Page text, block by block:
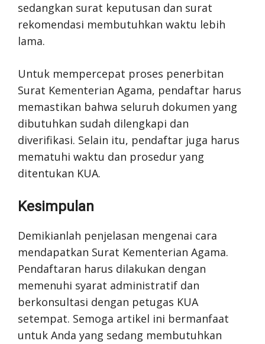
sedangkan surat keputusan dan surat
rekomendasi membutuhkan waktu lebih
lama.
Untuk mempercepat proses penerbitan
Surat Kementerian Agama, pendaftar harus
memastikan bahwa seluruh dokumen yang
dibutuhkan sudah dilengkapi dan
diverifikasi. Selain itu, pendaftar juga harus
mematuhi waktu dan prosedur yang
ditentukan KUA.
Kesimpulan
Demikianlah penjelasan mengenai cara
mendapatkan Surat Kementerian Agama.
Pendaftaran harus dilakukan dengan
memenuhi syarat administratif dan
berkonsultasi dengan petugas KUA
setempat. Semoga artikel ini bermanfaat
untuk Anda yang sedang membutuhkan